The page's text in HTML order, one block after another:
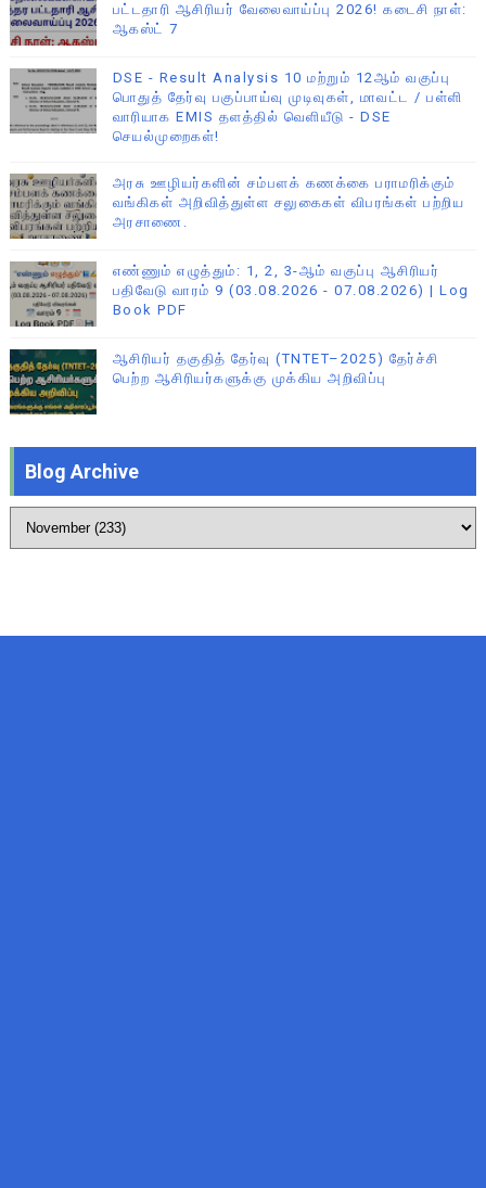
பட்டதாரி ஆசிரியர் வேலைவாய்ப்பு 2026! கடைசி நாள்:
ஆகஸ்ட் 7
DSE - Result Analysis 10 மற்றும் 12ஆம் வகுப்பு
பொதுத் தேர்வு பகுப்பாய்வு முடிவுகள், மாவட்ட / பள்ளி
வாரியாக EMIS தளத்தில் வெளியீடு - DSE
செயல்முறைகள்!
அரசு ஊழியர்களின் சம்பளக் கணக்கை பராமரிக்கும்
வங்கிகள் அறிவித்துள்ள சலுகைகள் விபரங்கள் பற்றிய
அரசாணை.
எண்ணும் எழுத்தும்: 1, 2, 3-ஆம் வகுப்பு ஆசிரியர்
பதிவேடு வாரம் 9 (03.08.2026 - 07.08.2026) | Log
Book PDF
ஆசிரியர் தகுதித் தேர்வு (TNTET–2025) தேர்ச்சி
பெற்ற ஆசிரியர்களுக்கு முக்கிய அறிவிப்பு
Blog Archive